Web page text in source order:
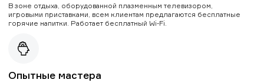
В зоне отдыха, оборудованной плазменным телевизором,
игровыми приставками, всем клиентам предлагаются бесплатные
горячие напитки. Работает бесплатный Wi-Fi.
Опытные мастера